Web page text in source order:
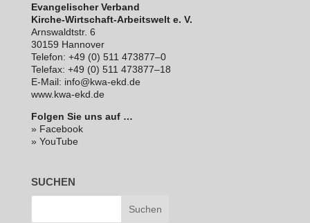
Evan­ge­li­scher Verband
Kirche-Wirt­schaft-Arbeits­welt e. V.
Arns­waldt­str. 6
30159 Hannover
Telefon: +49 (0) 511 473877–0
Telefax: +49 (0) 511 473877–18
E‑Mail: info@kwa-ekd.de
www.kwa-ekd.de
Folgen Sie uns auf …
» Facebook
» YouTube
SUCHEN